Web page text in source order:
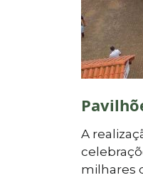
A
milhares